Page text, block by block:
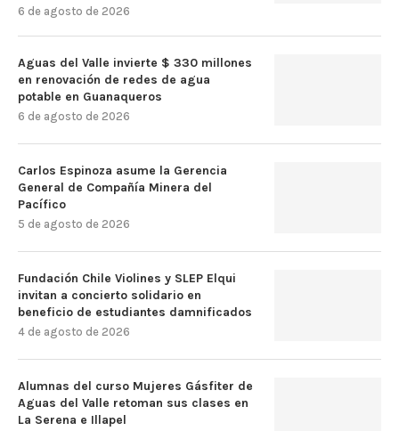
6 de agosto de 2026
Aguas del Valle invierte $ 330 millones
en renovación de redes de agua
potable en Guanaqueros
6 de agosto de 2026
Carlos Espinoza asume la Gerencia
General de Compañía Minera del
Pacífico
5 de agosto de 2026
Fundación Chile Violines y SLEP Elqui
invitan a concierto solidario en
beneficio de estudiantes damnificados
4 de agosto de 2026
Alumnas del curso Mujeres Gásfiter de
Aguas del Valle retoman sus clases en
La Serena e Illapel